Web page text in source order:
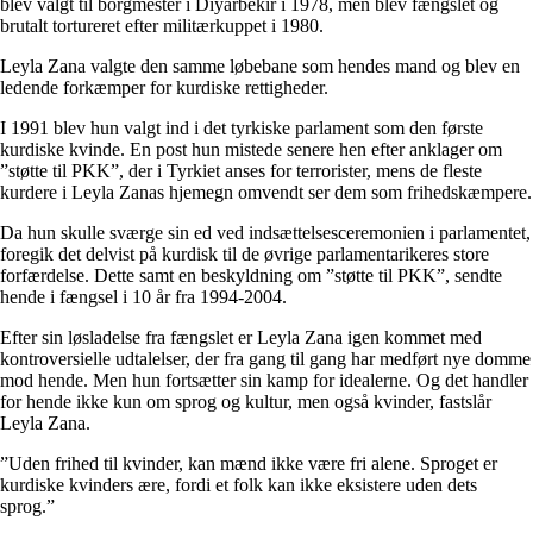
brutalt tortureret efter militærkuppet i 1980.
Leyla Zana valgte den samme løbebane som hendes mand og blev en
ledende forkæmper for kurdiske rettigheder.
I 1991 blev hun valgt ind i det tyrkiske parlament som den første
kurdiske kvinde. En post hun mistede senere hen efter anklager om
”støtte til PKK”, der i Tyrkiet anses for terrorister, mens de fleste
kurdere i Leyla Zanas hjemegn omvendt ser dem som frihedskæmpere.
Da hun skulle sværge sin ed ved indsættelsesceremonien i parlamentet,
foregik det delvist på kurdisk til de øvrige parlamentarikeres store
forfærdelse. Dette samt en beskyldning om ”støtte til PKK”, sendte
hende i fængsel i 10 år fra 1994-2004.
Efter sin løsladelse fra fængslet er Leyla Zana igen kommet med
kontroversielle udtalelser, der fra gang til gang har medført nye domme
mod hende. Men hun fortsætter sin kamp for idealerne. Og det handler
for hende ikke kun om sprog og kultur, men også kvinder, fastslår
Leyla Zana.
”Uden frihed til kvinder, kan mænd ikke være fri alene. Sproget er
kurdiske kvinders ære, fordi et folk kan ikke eksistere uden dets
sprog.”